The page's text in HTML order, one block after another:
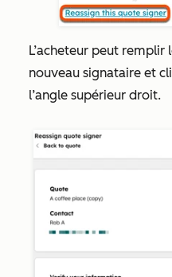
L’acheteur peut remplir
nouveau signataire et
l’angle supérieur droit.